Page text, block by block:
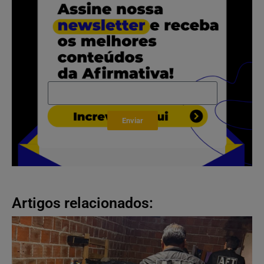
Enviar
Artigos relacionados: